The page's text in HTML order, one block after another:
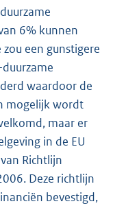
6% kunnen
een gunstigere
waardoor de
mogelijk wordt
maar er
in de EU
Richtlijn
Deze richtlijn
bevestigd,